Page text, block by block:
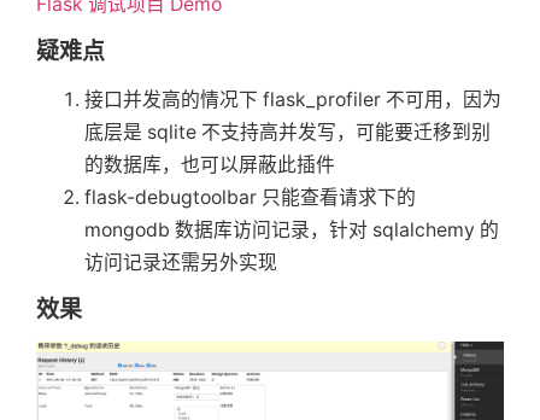
疑难点
接口并发高的情况下 flask_profiler 不可用，因为
底层是 sqlite 不支持高并发写，可能要迁移到别
的数据库，也可以屏蔽此插件
flask-debugtoolbar 只能查看请求下的
mongodb 数据库访问记录，针对 sqlalchemy 的
访问记录还需另外实现
效果